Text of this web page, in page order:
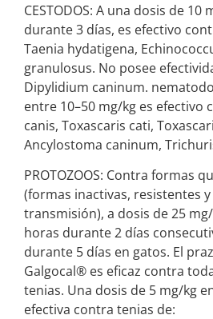
CESTODOS: A una dosis de 10
durante 3 días, es efectivo
Taenia hydatigena,
granulosus. No posee
Dipylidium caninum.
entre 10–50 mg/kg es efectivo
canis, Toxascaris cati,
Ancylostoma caninum,
PROTOZOOS: Contra formas
(formas inactivas, resistentes
transmisión), a dosis de 25
horas durante 2 días
durante 5 días en gatos. El
Galgocal® es eficaz contra
tenias. Una dosis de 5 mg/kg
efectiva contra tenias de: